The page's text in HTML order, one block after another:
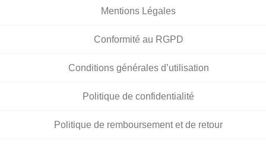
Mentions Légales
Conformité au RGPD
Conditions générales d’utilisation
Politique de confidentialité
Politique de remboursement et de retour